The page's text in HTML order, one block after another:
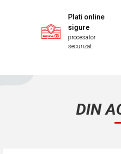
Plati online
sigure
procesator
securizat
DIN